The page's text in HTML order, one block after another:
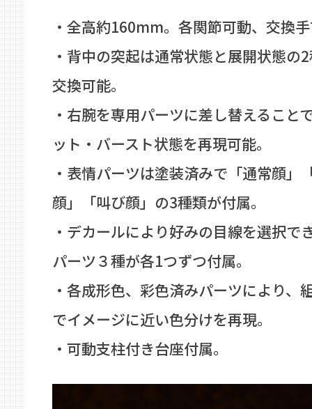
・全高約160mm。各関節可動、交換
・背中の突起は通常状態と展開状態の
交換可能。
・右腕を専用パーツに差し替えること
ット・バースト状態を再現可能。
・表情パーツは塗装済みで「通常顔」
顔」「叫び顔」の3種類が付属。
・デカールにより好みの目線を選択で
パーツ３種が各1つずつ付属。
・各成形色、彩色済みパーツにより、
でイメージに近い色分けを再現。
・可動支柱付き台座付属。